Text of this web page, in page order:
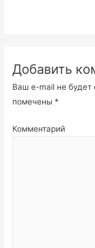
Добавить
Ваш e-mail не будет
помечены *
Комментарий